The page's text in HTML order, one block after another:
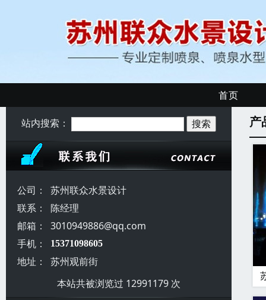
首页
站内搜索：
公司：
苏州联众水景设计
联系：
陈经理
邮箱：
3010949886@qq.com
手机：
15371098605
地址：
苏州观前街
本站共被浏览过 12991179 次
产